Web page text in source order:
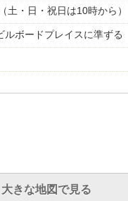
土・日・祝日は10時から）
ルボードプレイスに準ずる
大きな地図で見る